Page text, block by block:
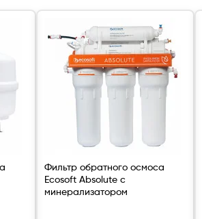
Фильтр обратного осмоса
Ecosoft Absolute с
минерализатором